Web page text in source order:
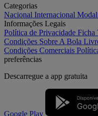
Categorias
Nacional Internacional
Informações Legais
Política de Privacidade Ficha
Condições Sobre A Bola
Condições Comerciais
preferências
Descarregue a app gratuita
Google Play